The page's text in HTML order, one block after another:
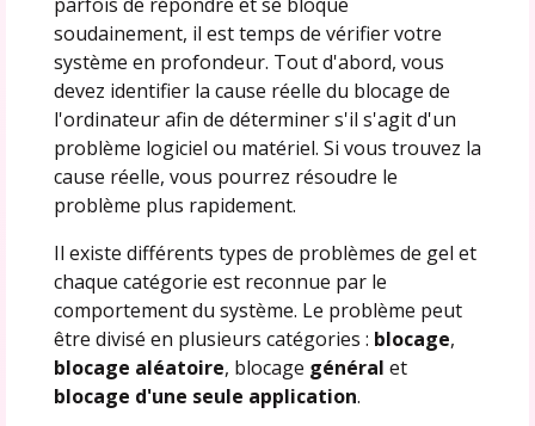
soudainement, il est temps de vérifier votre
système en profondeur. Tout d'abord, vous
devez identifier la cause réelle du blocage de
l'ordinateur afin de déterminer s'il s'agit d'un
problème logiciel ou matériel. Si vous trouvez la
cause réelle, vous pourrez résoudre le
problème plus rapidement.
Il existe différents types de problèmes de gel et
chaque catégorie est reconnue par le
comportement du système. Le problème peut
être divisé en plusieurs catégories : blocage,
blocage aléatoire, blocage général et
blocage d'une seule application.